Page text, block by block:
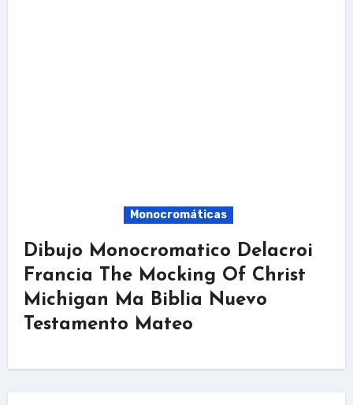
Monocromáticas
Dibujo Monocromatico Delacroi
Francia The Mocking Of Christ
Michigan Ma Biblia Nuevo
Testamento Mateo